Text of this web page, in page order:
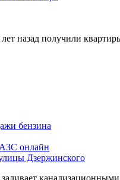
назад получили
бензина
АЗС онлайн
Дзержинского